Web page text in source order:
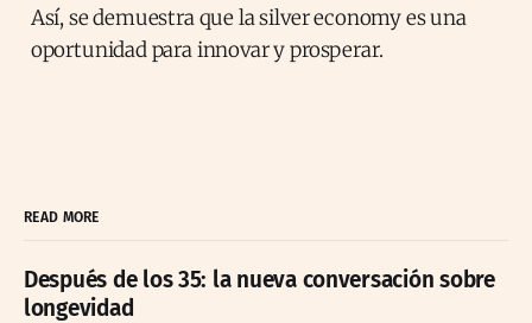
Así, se demuestra que la silver economy es una
oportunidad para innovar y prosperar.
READ MORE
Después de los 35: la nueva conversación sobre
longevidad